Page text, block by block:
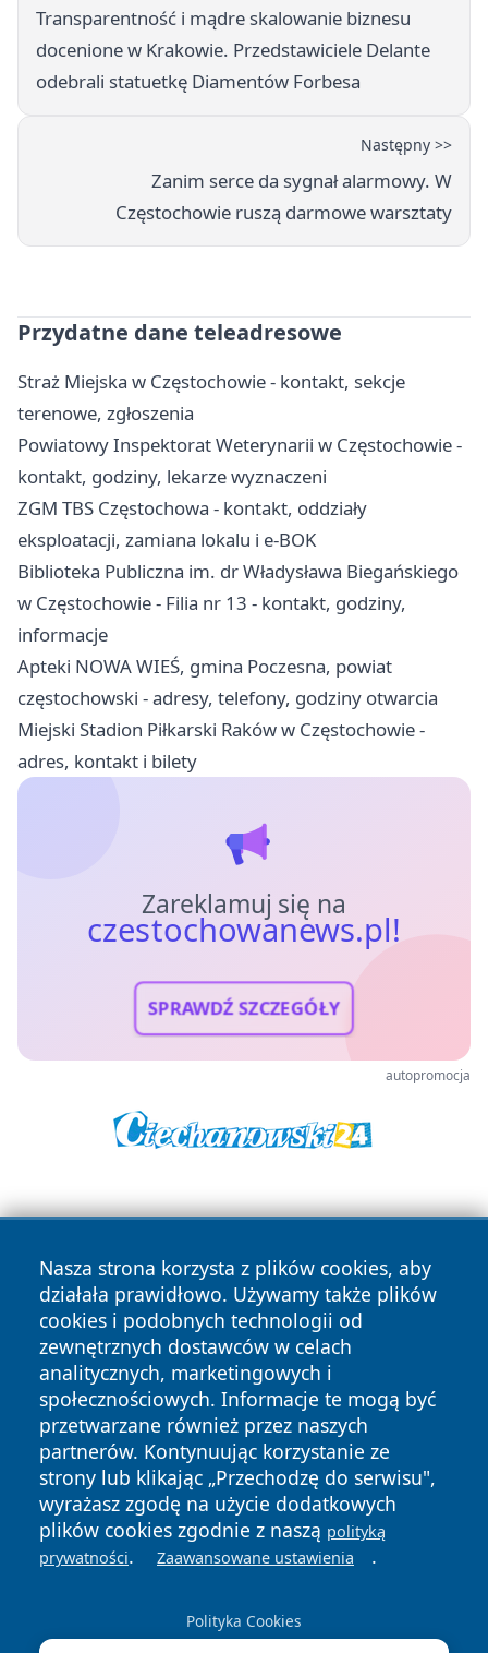
Transparentność i mądre skalowanie biznesu
docenione w Krakowie. Przedstawiciele Delante
odebrali statuetkę Diamentów Forbesa
Następny >>
Zanim serce da sygnał alarmowy. W
Częstochowie ruszą darmowe warsztaty
Przydatne dane teleadresowe
Straż Miejska w Częstochowie - kontakt, sekcje
terenowe, zgłoszenia
Powiatowy Inspektorat Weterynarii w Częstochowie -
kontakt, godziny, lekarze wyznaczeni
ZGM TBS Częstochowa - kontakt, oddziały
eksploatacji, zamiana lokalu i e-BOK
Biblioteka Publiczna im. dr Władysława Biegańskiego
w Częstochowie - Filia nr 13 - kontakt, godziny,
informacje
Apteki NOWA WIEŚ, gmina Poczesna, powiat
częstochowski - adresy, telefony, godziny otwarcia
Miejski Stadion Piłkarski Raków w Częstochowie -
adres, kontakt i bilety
Zareklamuj się na
czestochowanews.pl!
SPRAWDŹ SZCZEGÓŁY
autopromocja
Nasza strona korzysta z plików cookies, aby
działała prawidłowo. Używamy także plików
cookies i podobnych technologii od
zewnętrznych dostawców w celach
analitycznych, marketingowych i
społecznościowych. Informacje te mogą być
przetwarzane również przez naszych
partnerów. Kontynuując korzystanie ze
strony lub klikając „Przechodzę do serwisu",
wyrażasz zgodę na użycie dodatkowych
plików cookies zgodnie z naszą polityką
prywatności. Zaawansowane ustawienia .
Polityka Cookies
Copyright © 2026 czestochowanews.pl Wszystkie prawa
zastrzeżone.
News Autorzy
Polityka
Prywatności
Polityka
Cookies
cześć